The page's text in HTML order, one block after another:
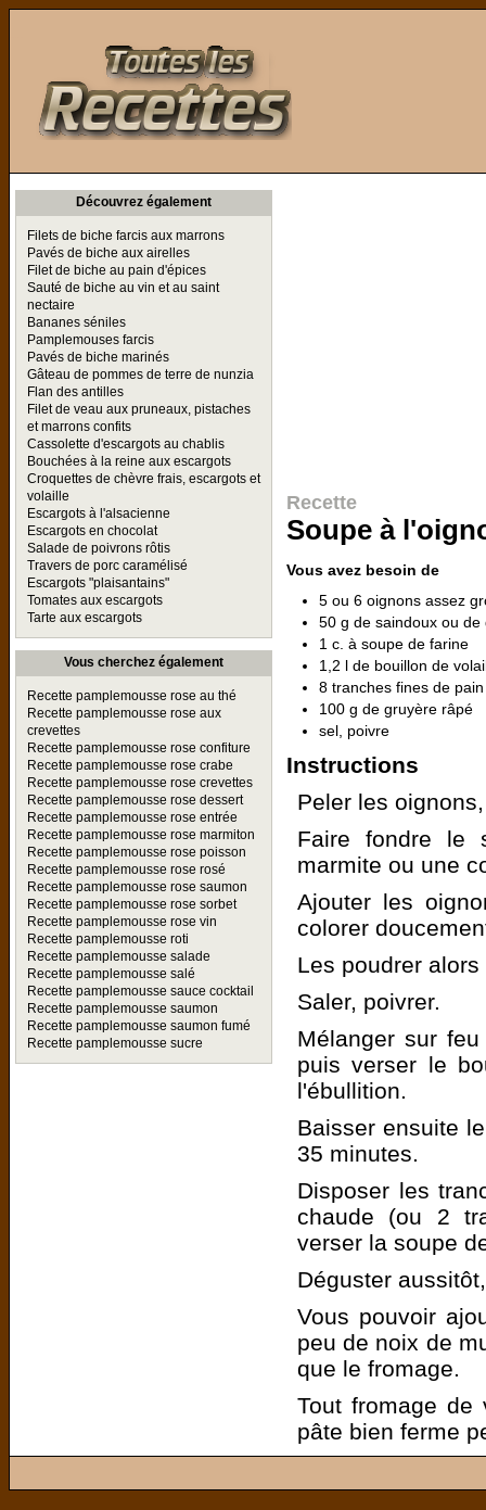
Découvrez également
Filets de biche farcis aux marrons
Pavés de biche aux airelles
Filet de biche au pain d'épices
Sauté de biche au vin et au saint
nectaire
Bananes séniles
Pamplemouses farcis
Pavés de biche marinés
Gâteau de pommes de terre de nunzia
Flan des antilles
Filet de veau aux pruneaux, pistaches
et marrons confits
Cassolette d'escargots au chablis
Bouchées à la reine aux escargots
Croquettes de chèvre frais, escargots et
volaille
Escargots à l'alsacienne
Escargots en chocolat
Salade de poivrons rôtis
Travers de porc caramélisé
Escargots "plaisantains"
Tomates aux escargots
Tarte aux escargots
Vous cherchez également
Recette pamplemousse rose au thé
Recette pamplemousse rose aux
crevettes
Recette pamplemousse rose confiture
Recette pamplemousse rose crabe
Recette pamplemousse rose crevettes
Recette pamplemousse rose dessert
Recette pamplemousse rose entrée
Recette pamplemousse rose marmiton
Recette pamplemousse rose poisson
Recette pamplemousse rose rosé
Recette pamplemousse rose saumon
Recette pamplemousse rose sorbet
Recette pamplemousse rose vin
Recette pamplemousse roti
Recette pamplemousse salade
Recette pamplemousse salé
Recette pamplemousse sauce cocktail
Recette pamplemousse saumon
Recette pamplemousse saumon fumé
Recette pamplemousse sucre
Recette
Soupe à
Vous avez besoin de
5 ou 6 oignons assez
50 g de saindoux ou de
1 c. à soupe de farine
1,2 l de bouillon de
8 tranches fines de
100 g de gruyère râpé
sel, poivre
Instructions
Peler les
Faire fondre le
marmite ou une
Ajouter les
colorer
Les poudrer
Saler, poivrer.
Mélanger sur
puis verser le
l'ébullition.
Baisser ensuite
35 minutes.
Disposer les
chaude (ou 2
verser la soupe
Déguster
Vous pouvoir
peu de noix de
que le fromage.
Tout fromage
pâte bien ferme